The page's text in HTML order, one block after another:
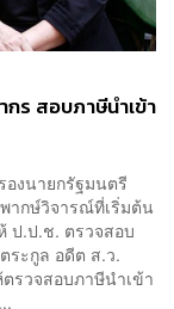
ร สอบภาษีนำเข้า
งนายกรัฐมนตรี
ากษ์วิจารณ์ที่เริ่มต้น
ป.ป.ช. ตรวจสอบ
ระกูล อดีต ส.ว.
รวจสอบภาษีนำเข้า